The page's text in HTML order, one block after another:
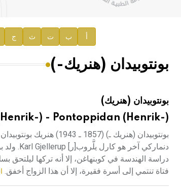
إعلان..
هيئة الموسوعة العربية تطلق موسوعات
أ ب ت ث ج
بونتوبيدان (هنريك-)
بونتوبيدان (هنريك)
) - Pontoppidan (Henrik-)
فتاة تنتمي إلى أسرة فقيرة، إلا أن هذا الزواج أخفق.